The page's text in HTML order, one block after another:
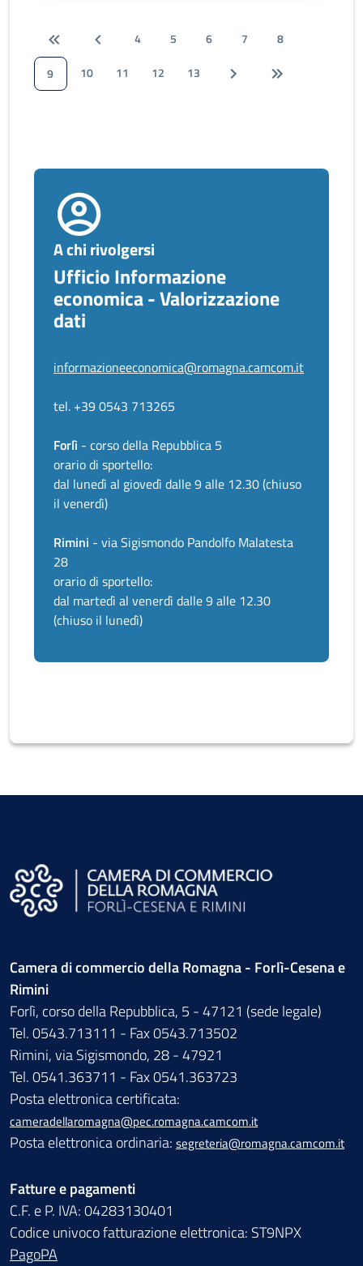
4 5 6 7
8
9
10 11 12 13
A chi rivolgersi
Ufficio Informazione
economica - Valorizzazione
dati
informazioneeconomica@romagna.camcom.it
tel. +39 0543 713265
Forlì - corso della Repubblica 5
orario di sportello:
dal lunedì al giovedì dalle 9 alle 12.30 (chiuso
il venerdì)
Rimini - via Sigismondo Pandolfo Malatesta
28
orario di sportello:
dal martedì al venerdì dalle 9 alle 12.30
(chiuso il lunedì)
Camera di commercio della Romagna - Forlì-Cesena e
Rimini
Forlì, corso della Repubblica, 5 - 47121 (sede legale)
Tel. 0543.713111 - Fax 0543.713502
Rimini, via Sigismondo, 28 - 47921
Tel. 0541.363711 - Fax 0541.363723
Posta elettronica certificata:
cameradellaromagna@pec.romagna.camcom.it
Posta elettronica ordinaria: segreteria@romagna.camcom.it
Fatture e pagamenti
C.F. e P. IVA: 04283130401
Codice univoco fatturazione elettronica: ST9NPX
PagoPA